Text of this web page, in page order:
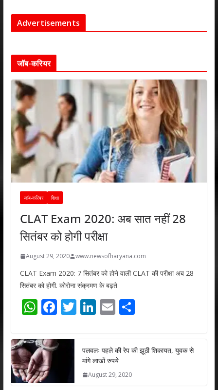
Advertisements
जॉब-करियर
जॉब-करियर शिक्षा
CLAT Exam 2020: अब सात नहीं 28
सितंबर को होगी परीक्षा
August 29, 2020 www.newsofharyana.com
CLAT Exam 2020: 7 सितंबर को होने वाली CLAT की परीक्षा अब 28
सितंबर को होगी. कोरोना संक्रमण के बढ़ते
W
at
s
A
p
F
e
b
o
T
er
Li
e
dI
n
E
l
S
e
पलवलः पहले की रेप की झूठी शिकायत, युवक से
मांगे लाखों रुपये
August 29, 2020